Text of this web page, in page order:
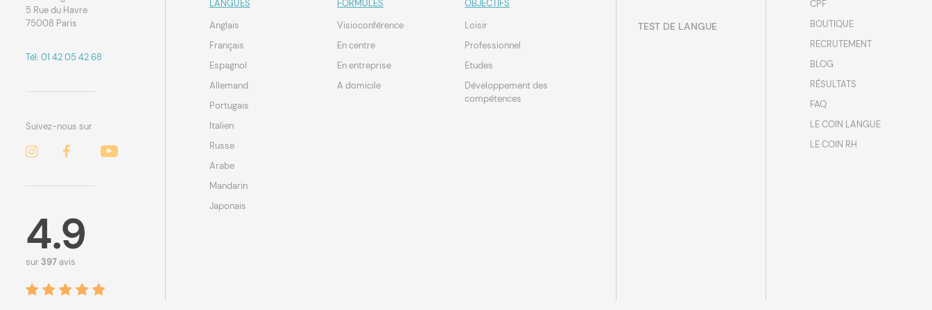
5 Rue du Havre
75008 Paris
Tél: 01 42 05 42 68
Suivez-nous sur
4.9
sur397 avis
LANGUES
Anglais
Français
Espagnol
Allemand
Portugais
Italien
Russe
Arabe
Mandarin
Japonais
FORMULES
Visioconférence
En centre
En entreprise
A domicile
OBJECTIFS
Loisir
Professionnel
Etudes
Développement des
compétences
TEST DE LANGUE
CPF
BOUTIQUE
RECRUTEMENT
BLOG
RÉSULTATS
FAQ
LE COIN LANGUE
LE COIN RH